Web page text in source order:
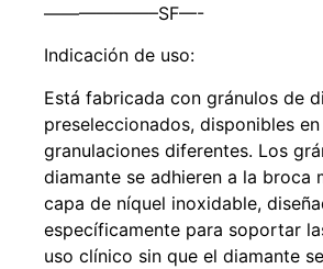
——————–SF—-
Indicación de uso:
Está fabricada con gránulos de
preseleccionados, disponibles
granulaciones diferentes. Los
diamante se adhieren a la broca
capa de níquel inoxidable,
específicamente para soportar
uso clínico sin que el diamante